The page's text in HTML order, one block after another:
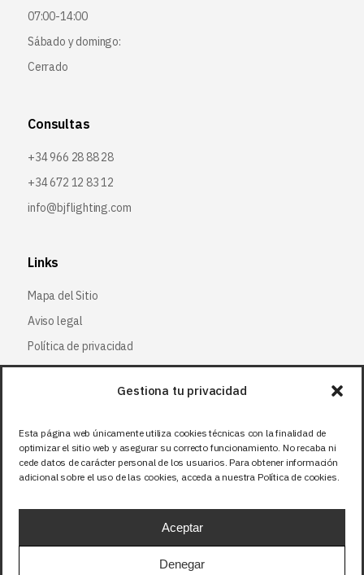
Gestiona tu privacidad
Esta página web únicamente utiliza cookies técnicas con la finalidad de
optimizar el sitio web y asegurar su correcto funcionamiento. No recaba ni
cede datos de carácter personal de los usuarios. Para obtener información
adicional sobre el uso de las cookies, acceda a nuestra Política de cookies.
Aceptar
Denegar
07:00-14:00
Sábado y domingo:
Cerrado
Consultas
+34 966 28 88 28
+34 672 12 83 12
info@bjflighting.com
Links
Mapa del Sitio
Aviso legal
Política de privacidad
Política de cookies
Síguenos
Facebook
X (Twitter)
Instagram